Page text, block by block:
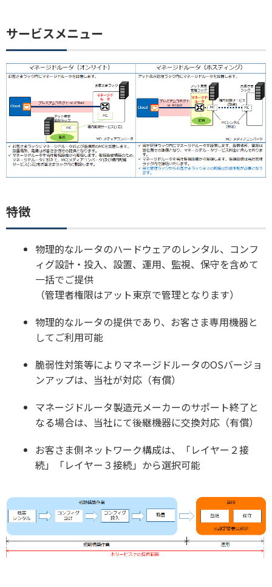
サービスメニュー
特徴
物理的なルータのハードウェアのレンタル、コンフ
ィグ設計・投入、設置、運用、監視、保守を含めて
一括でご提供
（管理者権限はアット東京で管理となります）
物理的なルータの提供であり、お客さま専用機器と
してご利用可能
脆弱性対策等によりマネージドルータのOSバージョ
ンアップは、当社が対応（有償）
マネージドルータ製造元メーカーのサポート終了と
なる場合は、当社にて後継機器に交換対応（有償）
お客さま側ネットワーク構成は、「レイヤー２接
続」「レイヤー３接続」から選択可能